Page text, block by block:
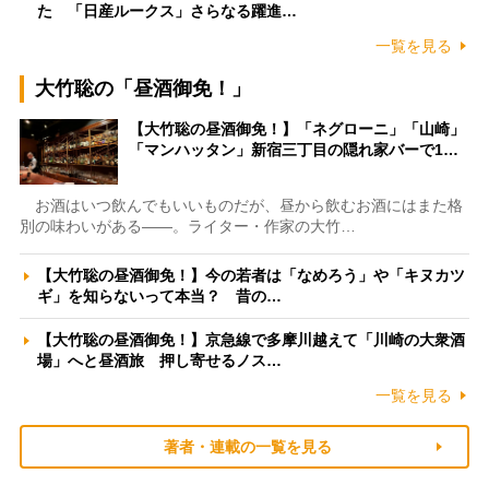
た 「日産ルークス」さらなる躍進…
一覧を見る
大竹聡の「昼酒御免！」
【大竹聡の昼酒御免！】「ネグローニ」「山崎」
「マンハッタン」新宿三丁目の隠れ家バーで1…
お酒はいつ飲んでもいいものだが、昼から飲むお酒にはまた格
別の味わいがある――。ライター・作家の大竹…
【大竹聡の昼酒御免！】今の若者は「なめろう」や「キヌカツ
ギ」を知らないって本当？ 昔の…
【大竹聡の昼酒御免！】京急線で多摩川越えて「川崎の大衆酒
場」へと昼酒旅 押し寄せるノス…
一覧を見る
著者・連載の一覧を見る